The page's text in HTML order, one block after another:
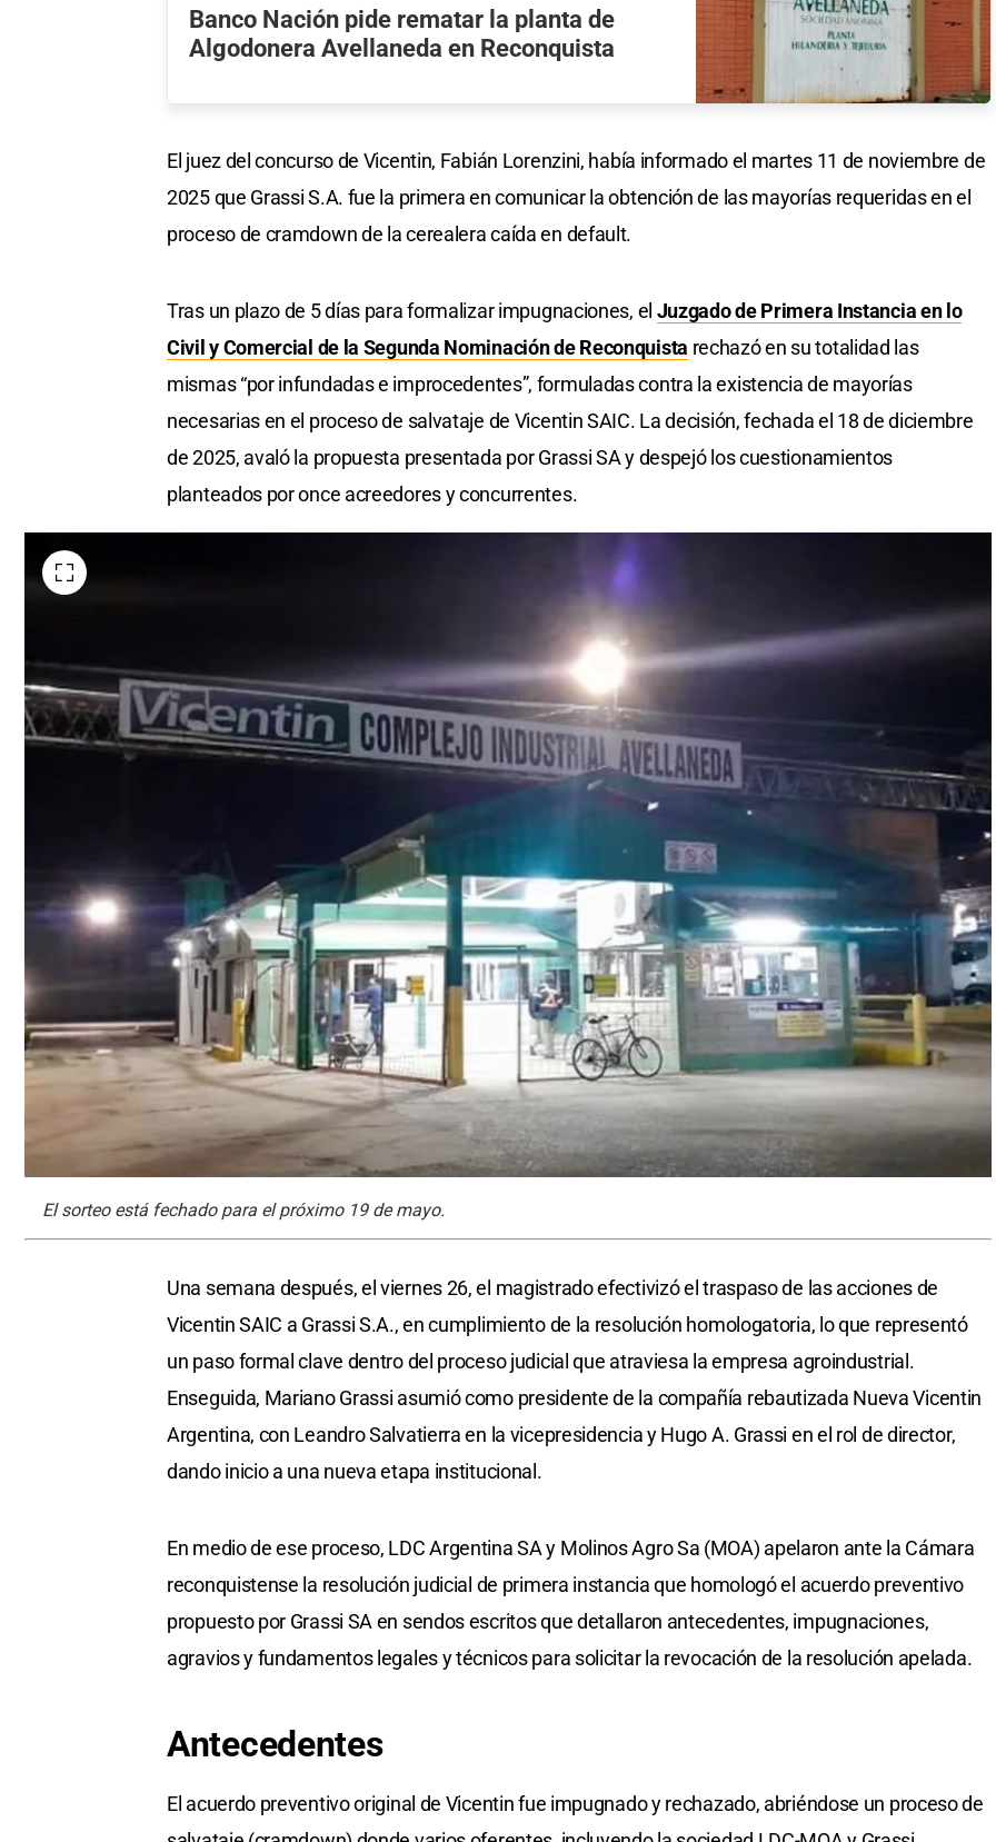
Banco Nación pide rematar la planta de
Algodonera Avellaneda en Reconquista
El juez del concurso de Vicentin, Fabián Lorenzini, había informado el martes 11 de noviembre de
2025 que Grassi S.A. fue la primera en comunicar la obtención de las mayorías requeridas en el
proceso de cramdown de la cerealera caída en default.
Tras un plazo de 5 días para formalizar impugnaciones, el Juzgado de Primera Instancia en lo
Civil y Comercial de la Segunda Nominación de Reconquista rechazó en su totalidad las
mismas “por infundadas e improcedentes”, formuladas contra la existencia de mayorías
necesarias en el proceso de salvataje de Vicentin SAIC. La decisión, fechada el 18 de diciembre
de 2025, avaló la propuesta presentada por Grassi SA y despejó los cuestionamientos
planteados por once acreedores y concurrentes.
El sorteo está fechado para el próximo 19 de mayo.
Una semana después, el viernes 26, el magistrado efectivizó el traspaso de las acciones de
Vicentin SAIC a Grassi S.A., en cumplimiento de la resolución homologatoria, lo que representó
un paso formal clave dentro del proceso judicial que atraviesa la empresa agroindustrial.
Enseguida, Mariano Grassi asumió como presidente de la compañía rebautizada Nueva Vicentin
Argentina, con Leandro Salvatierra en la vicepresidencia y Hugo A. Grassi en el rol de director,
dando inicio a una nueva etapa institucional.
En medio de ese proceso, LDC Argentina SA y Molinos Agro Sa (MOA) apelaron ante la Cámara
reconquistense la resolución judicial de primera instancia que homologó el acuerdo preventivo
propuesto por Grassi SA en sendos escritos que detallaron antecedentes, impugnaciones,
agravios y fundamentos legales y técnicos para solicitar la revocación de la resolución apelada.
Antecedentes
El acuerdo preventivo original de Vicentin fue impugnado y rechazado, abriéndose un proceso de